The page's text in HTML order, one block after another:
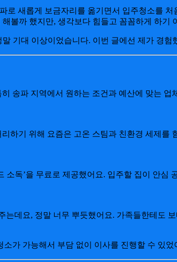
로 새롭게 보금자리를 옮기면서 입주청소를
볼까 했지만, 생각보다 힘들고 꼼꼼하게 하
기대 이상이었습니다. 이번 글에선 제가 경
송파 지역에서 원하는 조건과 예산에 맞는
하기 위해 요즘은 고온 스팀과 친환경 세제
소독’을 무료로 제공했어요. 입주할 집이 안
데요, 정말 너무 뿌듯했어요. 가족들한테도
가 가능해서 부담 없이 이사를 진행할 수 있